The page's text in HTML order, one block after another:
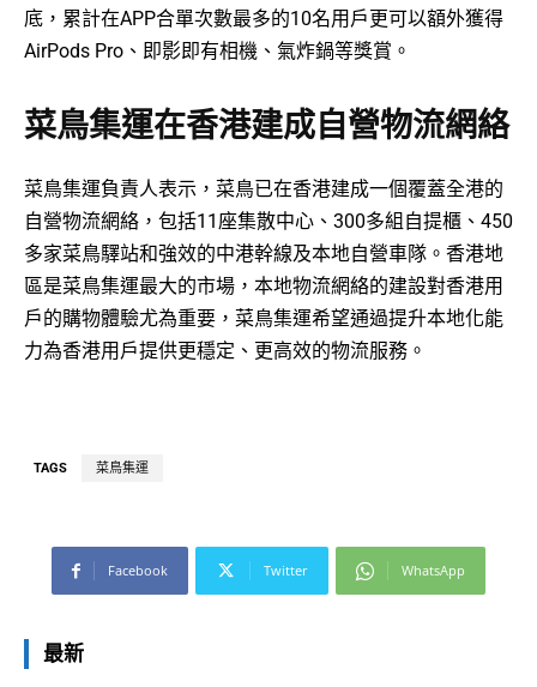
底，累計在APP合單次數最多的10名用戶更可以額外獲得
AirPods Pro、即影即有相機、氣炸鍋等獎賞。
菜鳥集運在香港建成自營物流網絡
菜鳥集運負責人表示，菜鳥已在香港建成一個覆蓋全港的
自營物流網絡，包括11座集散中心、300多組自提櫃、450
多家菜鳥驛站和強效的中港幹線及本地自營車隊。香港地
區是菜鳥集運最大的市場，本地物流網絡的建設對香港用
戶的購物體驗尤為重要，菜鳥集運希望通過提升本地化能
力為香港用戶提供更穩定、更高效的物流服務。
TAGS 菜鳥集運
Facebook Twitter WhatsApp
最新